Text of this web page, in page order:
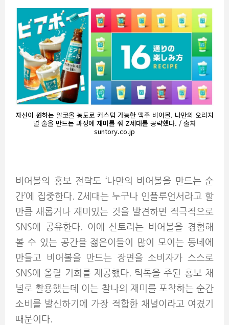
자신이 원하는 알코올 농도로 커스텀 가능한 맥주 비어볼. 나만의 오리지
널 술을 만드는 과정에 재미를 줘 Z세대를 공략했다. / 출처
suntory.co.jp
비어볼의 홍보 전략도 ‘나만의 비어볼을 만드는 순
간’에 집중한다. Z세대는 누구나 인플루언서라고 할
만큼 새롭거나 재미있는 것을 발견하면 적극적으로
SNS에 공유한다. 이에 산토리는 비어볼을 경험해
볼 수 있는 공간을 젊은이들이 많이 모이는 동네에
만들고 비어볼을 만드는 장면을 소비자가 스스로
SNS에 올릴 기회를 제공했다. 틱톡을 주된 홍보 채
널로 활용했는데 이는 찰나의 재미를 포착하는 순간
소비를 발신하기에 가장 적합한 채널이라고 여겼기
때문이다.